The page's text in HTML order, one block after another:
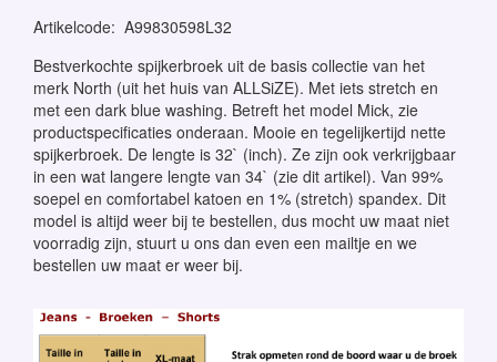
Artikelcode: A99830598L32
Bestverkochte spijkerbroek uit de basis collectie van het
merk North (uit het huis van ALLSiZE). Met iets stretch en
met een dark blue washing. Betreft het model Mick, zie
productspecificaties onderaan. Mooie en tegelijkertijd nette
spijkerbroek. De lengte is 32` (inch). Ze zijn ook verkrijgbaar
in een wat langere lengte van 34` (zie dit artikel). Van 99%
soepel en comfortabel katoen en 1% (stretch) spandex. Dit
model is altijd weer bij te bestellen, dus mocht uw maat niet
voorradig zijn, stuurt u ons dan even een mailtje en we
bestellen uw maat er weer bij.